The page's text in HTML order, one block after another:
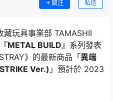
關注 私信
藏玩具事業部 TAMASHII
『METAL BUILD』 系列發表
》的最新商品「異端
Ver.) 」預計於 2023